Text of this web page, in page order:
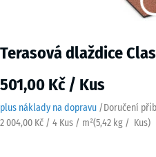
Terasová dlaždice
501,00 Kč / Kus
plus náklady na dopravu /Doručení
2 004,00 Kč / 4 Kus / m²(5,42 kg / Kus)